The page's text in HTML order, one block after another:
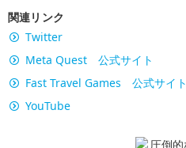
関連リンク
Twitter
Meta Quest 公式サイト
Fast Travel Games 公式サイト
YouTube